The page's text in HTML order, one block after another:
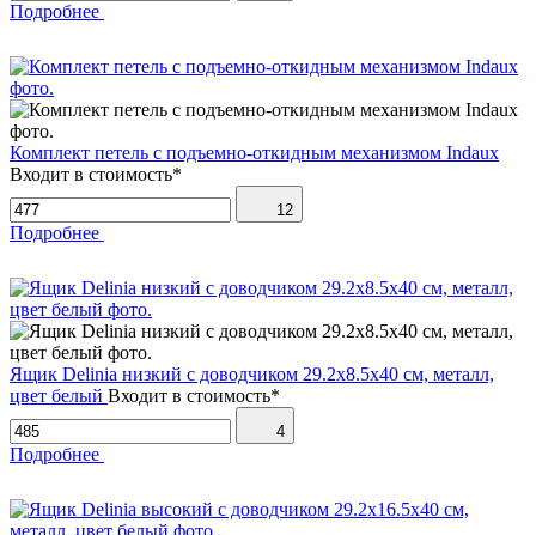
Подробнее
Комплект петель с подъемно-откидным механизмом Indaux
Входит в стоимость*
12
Подробнее
Ящик Delinia низкий с доводчиком 29.2х8.5х40 см, металл,
цвет белый Входит в стоимость*
4
Подробнее